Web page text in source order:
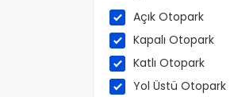
Açık Otopark
Kapalı Otopark
Katlı Otopark
Yol Üstü Otopark